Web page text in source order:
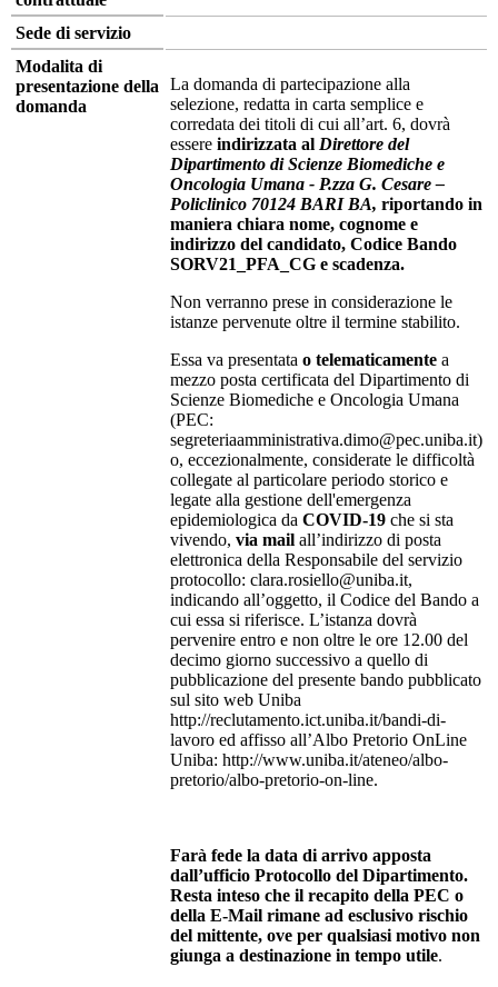
Sede di servizio
Modalita di
presentazione della
domanda
La domanda di partecipazione alla
selezione, redatta in carta semplice e
corredata dei titoli di cui all’art. 6, dovrà
essere indirizzata al Direttore del
Dipartimento di Scienze Biomediche e
Oncologia Umana - P.zza G. Cesare –
Policlinico 70124 BARI BA, riportando in
maniera chiara nome, cognome e
indirizzo del candidato, Codice Bando
SORV21_PFA_CG e scadenza.
Non verranno prese in considerazione le
istanze pervenute oltre il termine stabilito.
Essa va presentata o telematicamente a
mezzo posta certificata del Dipartimento di
Scienze Biomediche e Oncologia Umana
(PEC:
segreteriaamministrativa.dimo@pec.uniba.it)
o, eccezionalmente, considerate le difficoltà
collegate al particolare periodo storico e
legate alla gestione dell'emergenza
epidemiologica da COVID-19 che si sta
vivendo, via mail all’indirizzo di posta
elettronica della Responsabile del servizio
protocollo: clara.rosiello@uniba.it,
indicando all’oggetto, il Codice del Bando a
cui essa si riferisce. L’istanza dovrà
pervenire entro e non oltre le ore 12.00 del
decimo giorno successivo a quello di
pubblicazione del presente bando pubblicato
sul sito web Uniba
http://reclutamento.ict.uniba.it/bandi-di-
lavoro ed affisso all’Albo Pretorio OnLine
Uniba: http://www.uniba.it/ateneo/albo-
pretorio/albo-pretorio-on-line.
Farà fede la data di arrivo apposta
dall’ufficio Protocollo del Dipartimento.
Resta inteso che il recapito della PEC o
della E-Mail rimane ad esclusivo rischio
del mittente, ove per qualsiasi motivo non
giunga a destinazione in tempo utile.